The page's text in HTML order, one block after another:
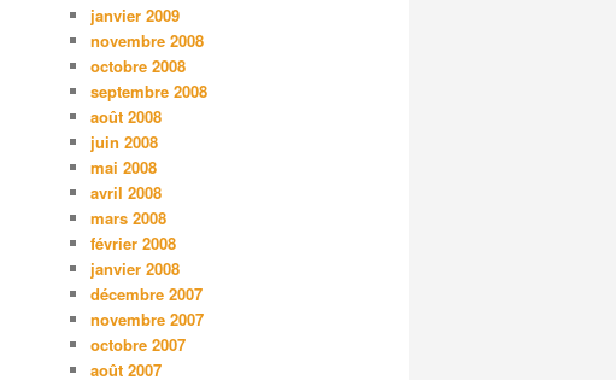
janvier 2009
novembre 2008
octobre 2008
septembre 2008
août 2008
juin 2008
mai 2008
avril 2008
mars 2008
février 2008
janvier 2008
décembre 2007
novembre 2007
octobre 2007
août 2007